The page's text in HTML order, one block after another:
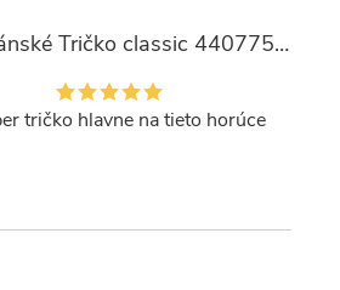
GAP Pánské Tričko classic 440775-00
tričko hlavne na tieto horúce